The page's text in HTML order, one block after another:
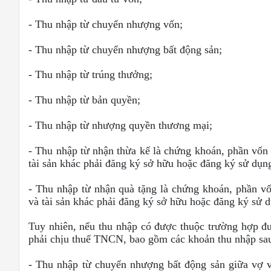
- Thu nhập từ chuyển nhượng vốn;
- Thu nhập từ chuyển nhượng bất động sản;
- Thu nhập từ trúng thưởng;
- Thu nhập từ bản quyền;
- Thu nhập từ nhượng quyền thương mại;
- Thu nhập từ nhận thừa kế là chứng khoán, phần
tài sản khác phải đăng ký sở hữu hoặc đăng ký sử
- Thu nhập từ nhận quà tặng là chứng khoán, phần
và tài sản khác phải đăng ký sở hữu hoặc đăng ký sử
Tuy nhiên, nếu thu nhập có được thuộc trường hợp
phải chịu thuế TNCN, bao gồm các khoản thu nhập
- Thu nhập từ chuyển nhượng bất động sản giữa